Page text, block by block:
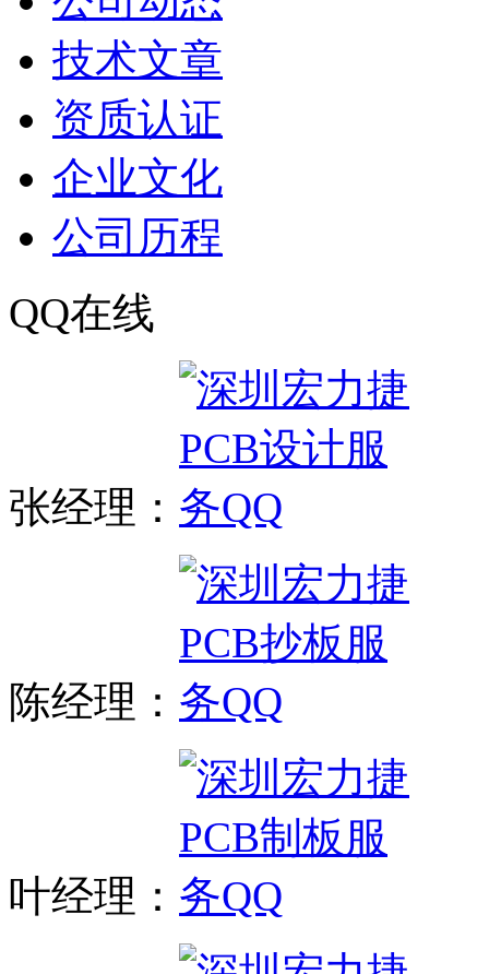
技术文章
资质认证
企业文化
公司历程
QQ在线
张经理：
陈经理：
叶经理：